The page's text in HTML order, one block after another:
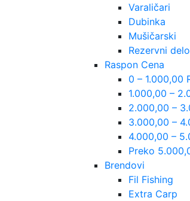
Varaličari
Dubinka
Mušičarski
Rezervni
Raspon Cena
0 – 1.000,00
1.000,00 –
2.000,00 –
3.000,00 –
4.000,00 –
Preko
Brendovi
Fil Fishing
Extra Carp